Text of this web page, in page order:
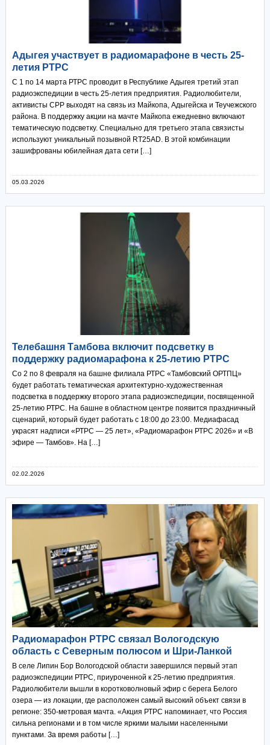
Адыгея участвует в радиомарафоне в честь 25-
летия РТРС
С 1 по 14 марта РТРС проводит в Республике Адыгея третий этап
радиоэкспедиции в честь 25-летия предприятия. Радиолюбители,
активисты СРР выходят на связь из Майкопа, Адыгейска и Теучежского
района. В поддержку акции на мачте Майкопа ежедневно включают
тематическую подсветку. Специально для третьего этапа связисты
используют уникальный позывной RT25AD. В этой комбинации
зашифрованы юбилейная дата сети […]
05.03.2026
Телебашня Тамбова включит подсветку в
поддержку радиомарафона к 25-летию РТРС
Со 2 по 8 февраля на башне филиала РТРС «Тамбовский ОРТПЦ»
будет работать тематическая архитектурно-художественная
подсветка в поддержку второго этапа радиоэкспедиции, посвященной
25-летию РТРС. На башне в областном центре появится праздничный
сценарий, который будет работать с 18:00 до 23:00. Медиафасад
украсят надписи «РТРС — 25 лет», «Радиомарафон РТРС 2026» и «В
эфире — Тамбов». На […]
02.02.2026
Радиомарафон РТРС связал Вологодскую
область с Северным полюсом и Шри-Ланкой
В селе Липин Бор Вологодской области завершился первый этап
радиоэкспедиции РТРС, приуроченной к 25-летию предприятия.
Радиолюбители вышли в коротковолновый эфир с берега Белого
озера — из локации, где расположен самый высокий объект связи в
регионе: 350-метровая мачта. «Акция РТРС напоминает, что Россия
сильна регионами и в том числе яркими малыми населенными
пунктами. За время работы […]